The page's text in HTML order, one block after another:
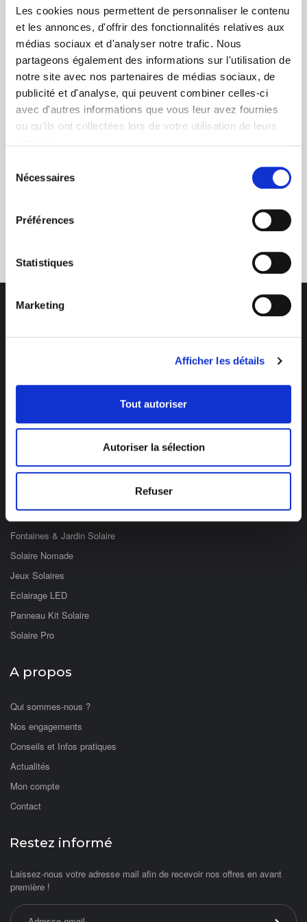
Les cookies nous permettent de personnaliser le contenu
et les annonces, d'offrir des fonctionnalités relatives aux
médias sociaux et d'analyser notre trafic. Nous
partageons également des informations sur l'utilisation de
notre site avec nos partenaires de médias sociaux, de
publicité et d'analyse, qui peuvent combiner celles-ci
avec d'autres informations que vous leur avez fournies
ou qu'ils ont collectées lors de votre utilisation de leurs
Nécessaires
Préférences
Statistiques
Marketing
Afficher les détails
Tout autoriser
Autoriser la sélection
Refuser
+ de 10 ans d'expertise
dans le photovoltaïque
de 8h à 12h et de 14h à 17h
Catégories
Décoration Solaire
Fontaines & Jardin Solaire
Solaire Nomade
Jeux Solaires
Eclairage LED
Panneau Kit Solaire
Solaire Pro
A propos
Qui sommes-nous ?
Nos engagements
Conseils et Infos pratiques
Actualités
Mon compte
Contact
Restez informé
Laissez-nous votre adresse mail afin de recevoir nos offres en avant
première !
Adresse email